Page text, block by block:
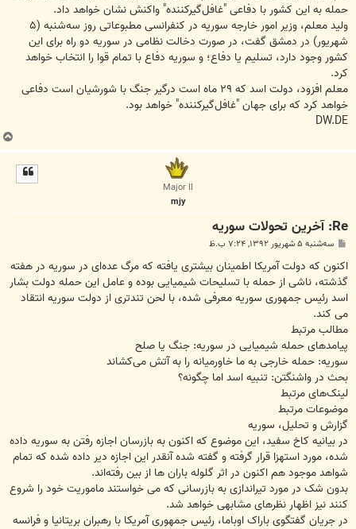
حمله به این کشور با دفاعی "غافل‌گیرکننده" واکنش نشان خواهد داد.
ولید معلم، وزیر امور خارجه سوریه در کنفرانسی مطبوعاتی روز سه‌شنبه (۵
شهریور) در دمشق گفت‌، در صورت دخالت نظامی در سوریه دو راه برای این
کشور وجود دارد، تسلیم یا دفاع؛ و سوریه دفاع با تمام قوا را انتخاب خواهد
کرد.
معلم افزود، دولت اسد که ۲۹ ماه است درگیر جنگ با شورشیان است دفاعی
خواهد کرد که برای جهان "غافل‌گیرکننده" خواهد بود.
DW.DE
ب
ا
Major II
mjy
Re: آخرين تحولات سوريه
پ
ت
سه‌شنبه ۵ شهریور ۱۳۹۲, ۷:۲۴ ب.ظ
اکنون که دولت آمریکا اطمینان بیشتری یافته که مرگ عده‌ای در سوریه در هفته
گذشته، ناشی از حمله با تسلیحات شیمیایی بوده و عامل این حمله دولت بشار
اسد رئیس جمهوری سوریه معرفی شده، با لحن تندتری از دولت سوریه انتقاد
می کند.
مطالب مرتبط
پیامدهای حمله شیمیایی در سوریه: جنگ یا صلح
سوریه: حمله خارجی به ما خاورمیانه را به آتش می‌کشاند
بحث در واشنگتن: تنبیه اسد اما چگونه؟
لینک‌های مرتبط
موضوعات مرتبط
گزارش و تحلیل، سوریه
در بیانیه کاخ سفید، این موضوع که اکنون به بازرسان اجازه رفتن به سوریه داده
شده، مورد استهزا قرار گرفته و گفته شده آنقدر این اجازه دیر داده شده که تمام
شواهد موجود هم اکنون در اثر گلوله باران ها از بین رفته‌اند.
بدون شک در مورد تیراندازی به بازرسانی که می خواستند ماموریت خود را شروع
کنند نیز اظهار نظرهای مشابهی خواهد شد.
در جریان گفتگوی باراک اوباما، رئیس جمهوری آمریکا با رهبران بریتانیا و فرانسه